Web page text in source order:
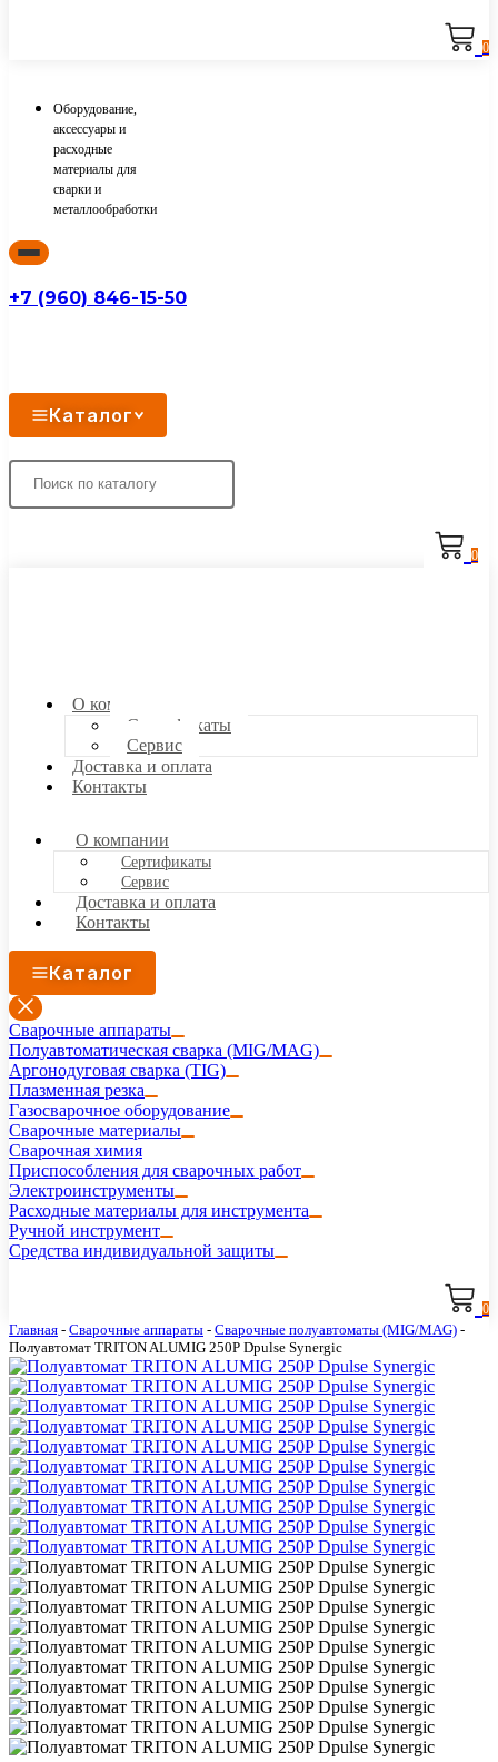
0
Оборудование,
аксессуары и
расходные
материалы для
сварки и
металлообработки
+7 (960) 846-15-50
Каталог
0
О компании
Сертификаты
Сервис
Доставка и оплата
Контакты
О компании
Сертификаты
Сервис
Доставка и оплата
Контакты
Каталог
Сварочные аппараты
Полуавтоматическая сварка (MIG/MAG)
Аргонодуговая сварка (TIG)
Плазменная резка
Газосварочное оборудование
Сварочные материалы
Сварочная химия
Приспособления для сварочных работ
Электроинструменты
Расходные материалы для инструмента
Ручной инструмент
Средства индивидуальной защиты
0
Главная - Сварочные аппараты - Сварочные полуавтоматы (MIG/MAG) -
Полуавтомат TRITON ALUMIG 250P Dpulse Synergic